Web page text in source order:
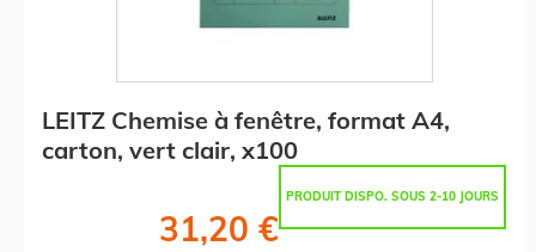
LEITZ Chemise à fenêtre, format A4,
carton, vert clair, x100
PRODUIT DISPO. SOUS 2-10 JOURS
31,20 €